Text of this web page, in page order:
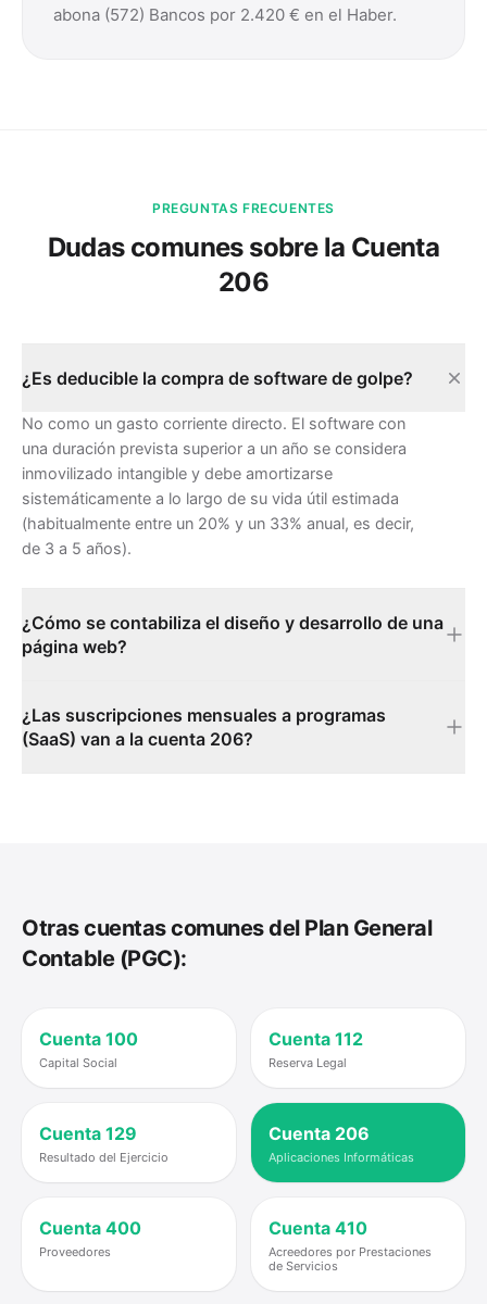
abona (572) Bancos por 2.420 € en el Haber.
PREGUNTAS FRECUENTES
Dudas comunes sobre la Cuenta
206
¿Es deducible la compra de software de golpe?
No como un gasto corriente directo. El software con
una duración prevista superior a un año se considera
inmovilizado intangible y debe amortizarse
sistemáticamente a lo largo de su vida útil estimada
(habitualmente entre un 20% y un 33% anual, es decir,
de 3 a 5 años).
¿Cómo se contabiliza el diseño y desarrollo de una
página web?
¿Las suscripciones mensuales a programas
(SaaS) van a la cuenta 206?
Otras cuentas comunes del Plan General
Contable (PGC):
Cuenta 100
Capital Social
Cuenta 112
Reserva Legal
Cuenta 129
Resultado del Ejercicio
Cuenta 206
Aplicaciones Informáticas
Cuenta 400
Proveedores
Cuenta 410
Acreedores por Prestaciones
de Servicios